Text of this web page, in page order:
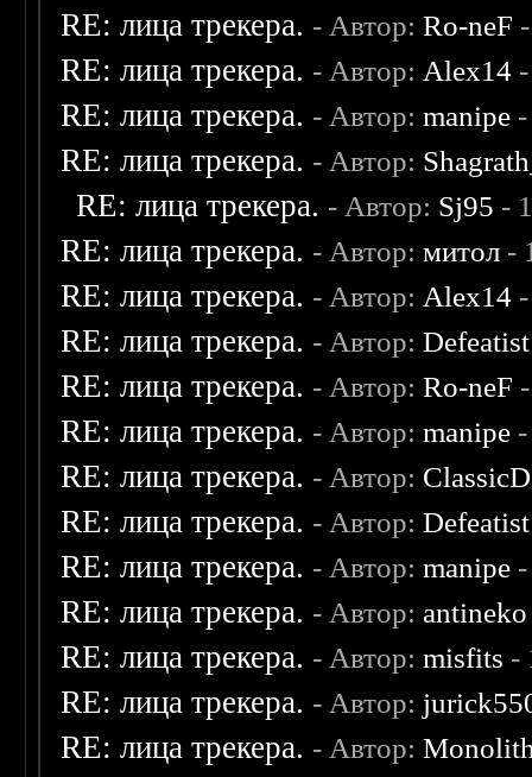
RE: лица трекера. - Автор:Ro-neF
RE: лица трекера. - Автор: Alex14
RE: лица трекера. - Автор:manipe
RE: лица трекера. - Автор:
RE: лица трекера. - Автор: Sj95 -
RE: лица трекера. - Автор:митол -
RE: лица трекера. - Автор: Alex14
RE: лица трекера. - Автор:Defeatist
RE: лица трекера. - Автор:Ro-neF
RE: лица трекера. - Автор:manipe
RE: лица трекера. - Автор:
RE: лица трекера. - Автор:Defeatist
RE: лица трекера. - Автор:manipe
RE: лица трекера. - Автор: antineko
RE: лица трекера. - Автор:misfits -
RE: лица трекера. - Автор:
RE: лица трекера. - Автор: